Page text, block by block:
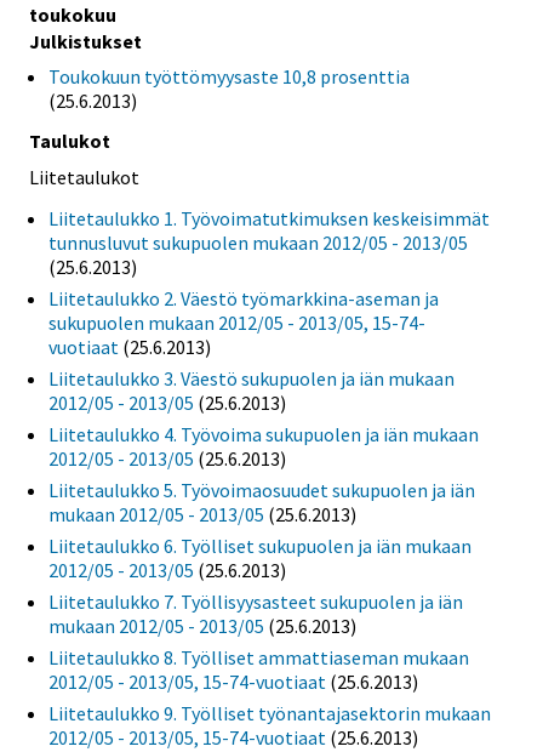
toukokuu
Julkistukset
Toukokuun työttömyysaste 10,8 prosenttia
(25.6.2013)
Taulukot
Liitetaulukot
Liitetaulukko 1. Työvoimatutkimuksen keskeisimmät
tunnusluvut sukupuolen mukaan 2012/05 - 2013/05
(25.6.2013)
Liitetaulukko 2. Väestö työmarkkina-aseman ja
sukupuolen mukaan 2012/05 - 2013/05, 15-74-
vuotiaat (25.6.2013)
Liitetaulukko 3. Väestö sukupuolen ja iän mukaan
2012/05 - 2013/05 (25.6.2013)
Liitetaulukko 4. Työvoima sukupuolen ja iän mukaan
2012/05 - 2013/05 (25.6.2013)
Liitetaulukko 5. Työvoimaosuudet sukupuolen ja iän
mukaan 2012/05 - 2013/05 (25.6.2013)
Liitetaulukko 6. Työlliset sukupuolen ja iän mukaan
2012/05 - 2013/05 (25.6.2013)
Liitetaulukko 7. Työllisyysasteet sukupuolen ja iän
mukaan 2012/05 - 2013/05 (25.6.2013)
Liitetaulukko 8. Työlliset ammattiaseman mukaan
2012/05 - 2013/05, 15-74-vuotiaat (25.6.2013)
Liitetaulukko 9. Työlliset työnantajasektorin mukaan
2012/05 - 2013/05, 15-74-vuotiaat (25.6.2013)